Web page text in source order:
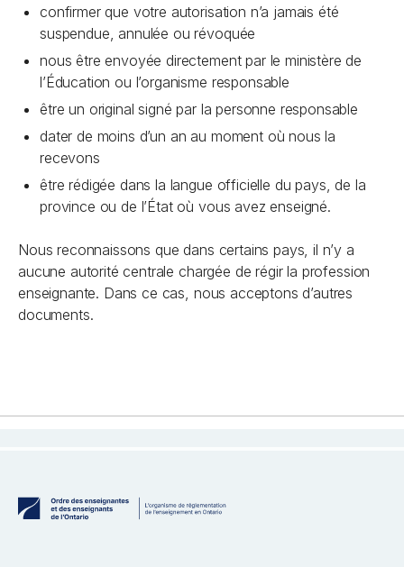
confirmer que votre autorisation n’a jamais été
suspendue, annulée ou révoquée
nous être envoyée directement par le ministère de
l’Éducation ou l’organisme responsable
être un original signé par la personne responsable
dater de moins d’un an au moment où nous la
recevons
être rédigée dans la langue officielle du pays, de la
province ou de l’État où vous avez enseigné.
Nous reconnaissons que dans certains pays, il n’y a
aucune autorité centrale chargée de régir la profession
enseignante. Dans ce cas, nous acceptons d’autres
documents.